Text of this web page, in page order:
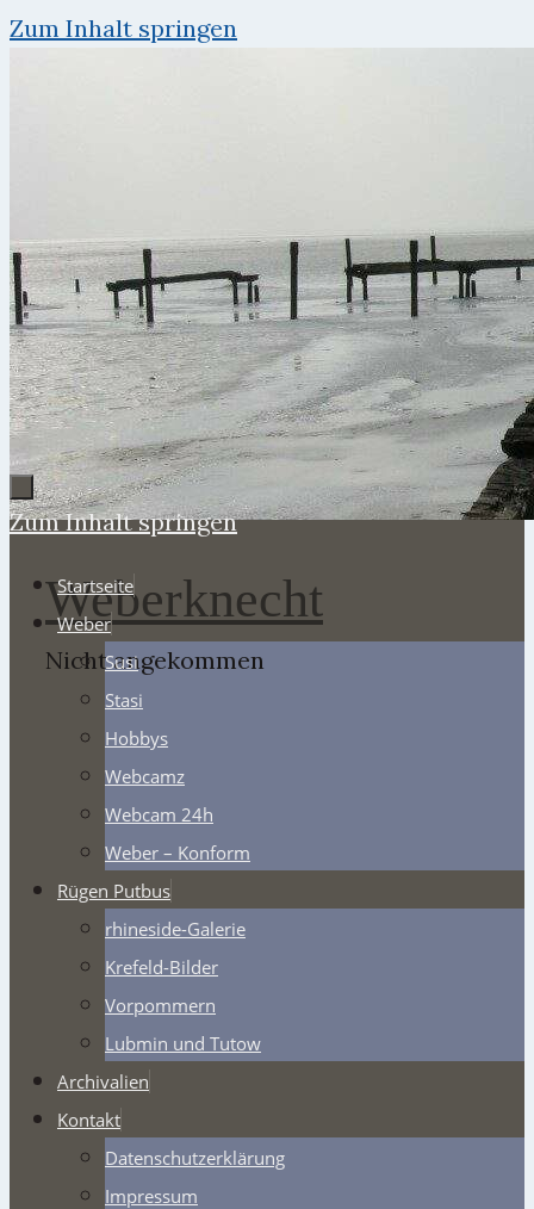
Zum Inhalt springen
Weberknecht
Nicht angekommen
Zum Inhalt springen
Startseite
Weber
Susi
Stasi
Hobbys
Webcamz
Webcam 24h
Weber – Konform
Rügen Putbus
rhineside-Galerie
Krefeld-Bilder
Vorpommern
Lubmin und Tutow
Archivalien
Kontakt
Datenschutzerklärung
Impressum